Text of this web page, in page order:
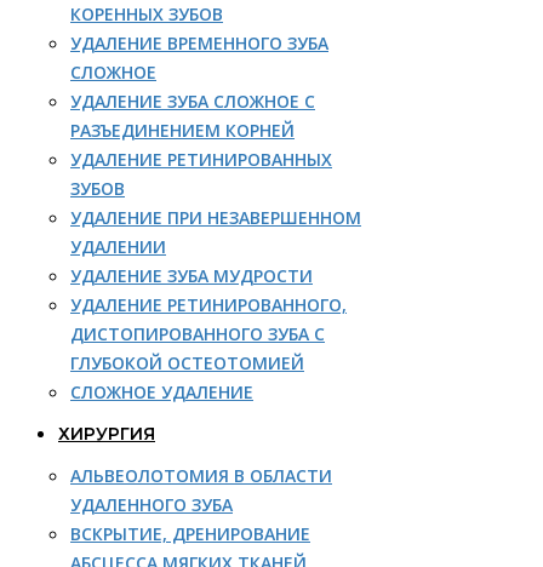
КОРЕННЫХ ЗУБОВ
УДАЛЕНИЕ ВРЕМЕННОГО ЗУБА
СЛОЖНОЕ
УДАЛЕНИЕ ЗУБА СЛОЖНОЕ С
РАЗЪЕДИНЕНИЕМ КОРНЕЙ
УДАЛЕНИЕ РЕТИНИРОВАННЫХ
ЗУБОВ
УДАЛЕНИЕ ПРИ НЕЗАВЕРШЕННОМ
УДАЛЕНИИ
УДАЛЕНИЕ ЗУБА МУДРОСТИ
УДАЛЕНИЕ РЕТИНИРОВАННОГО,
ДИСТОПИРОВАННОГО ЗУБА С
ГЛУБОКОЙ ОСТЕОТОМИЕЙ
СЛОЖНОЕ УДАЛЕНИЕ
ХИРУРГИЯ
АЛЬВЕОЛОТОМИЯ В ОБЛАСТИ
УДАЛЕННОГО ЗУБА
ВСКРЫТИЕ, ДРЕНИРОВАНИЕ